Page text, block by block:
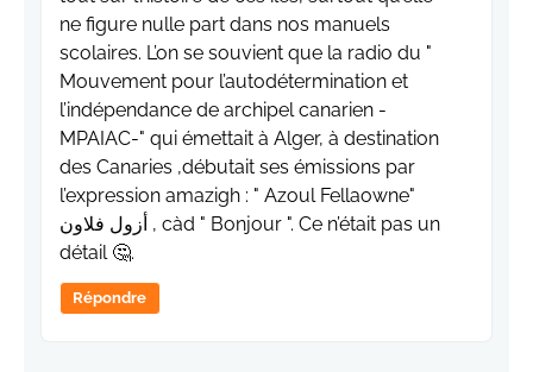
ne figure nulle part dans nos manuels
scolaires. L’on se souvient que la radio du "
Mouvement pour l’autodétermination et
l’indépendance de archipel canarien -
MPAIAC-" qui émettait à Alger, à destination
des Canaries ,débutait ses émissions par
l’expression amazigh : " Azoul Fellaowne"
أزول فلاون , càd " Bonjour ". Ce n’était pas un
détail 🤔.
Répondre